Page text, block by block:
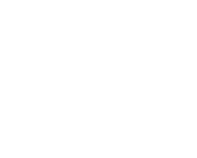
นบริษัท บ้าน ที่ดิน คอนโด
ร้างโอกาสในการขายได้มากกว่า ที่